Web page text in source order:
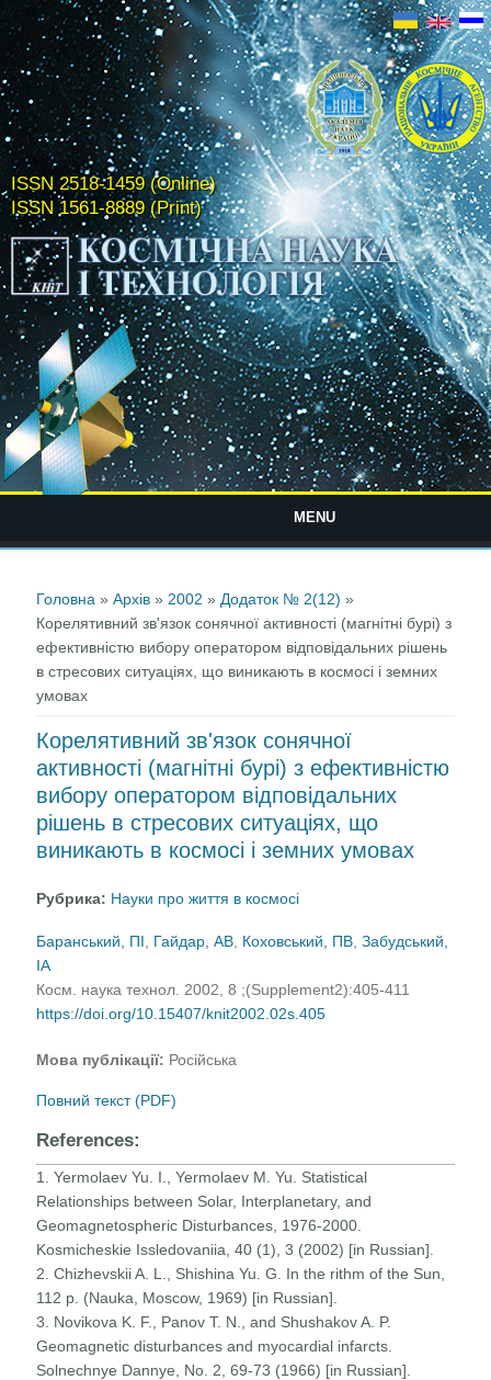
ISSN 2518-1459 (Online)
ISSN 1561-8889 (Print)
MENU
Головна »Архів » 2002 » Додаток № 2(12) »
Корелятивний зв'язок сонячної активності (магнітні бурі) з
ефективністю вибору оператором відповідальних рішень
в стресових ситуаціях, що виникають в космосі і земних
умовах
Корелятивний зв'язок сонячної
активності (магнітні бурі) з ефективністю
вибору оператором відповідальних
рішень в стресових ситуаціях, що
виникають в космосі і земних умовах
Рубрика: Науки про життя в космосі
Баранський, ПІ Гайдар, АВ Коховський, ПВ ,Забудський,
ІА
Косм. наука технол. 2002, 8 ;(Supplement2):405-411
https://doi.org/10.15407/knit2002.02s.405
Мова публікації: Російська
Повний текст (PDF)
References:
1. Yermolaev Yu. I., Yermolaev M. Yu. Statistical
Relationships between Solar, Interplanetary, and
Geomagnetospheric Disturbances, 1976-2000.
Kosmicheskie Issledovaniia, 40 (1), 3 (2002) [in Russian].
2. Chizhevskii A. L., Shishina Yu. G. In the rithm of the Sun,
112 p. (Nauka, Moscow, 1969) [in Russian].
3. Novikova K. F., Panov T. N., and Shushakov A. P.
Geomagnetic disturbances and myocardial infarcts.
Solnechnye Dannye, No. 2, 69-73 (1966) [in Russian].